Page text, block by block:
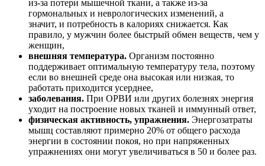
из-за потери мышечной ткани, а также из-за
гормональных и неврологических изменений, а
значит, и потребность в калориях снижается. Как
правило, у мужчин более быстрый обмен веществ, чем у
женщин,
внешняя температура. Организм постоянно
поддерживает оптимальную температуру тела, поэтому
если во внешней среде она высокая или низкая, то
работать приходится усерднее,
заболевания. При ОРВИ или других болезнях энергия
уходит на построение новых тканей и иммунный ответ,
физическая активность, упражнения. Энергозатраты
мышц составляют примерно 20% от общего расхода
энергии в состоянии покоя, но при напряженных
упражнениях они могут увеличиваться в 50 и более раз.